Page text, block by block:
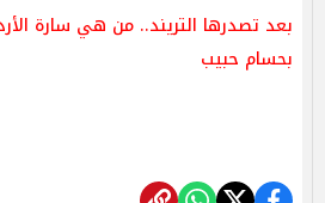
بعد تصدرها التريند.. من هي سارة
بحسام حبيب